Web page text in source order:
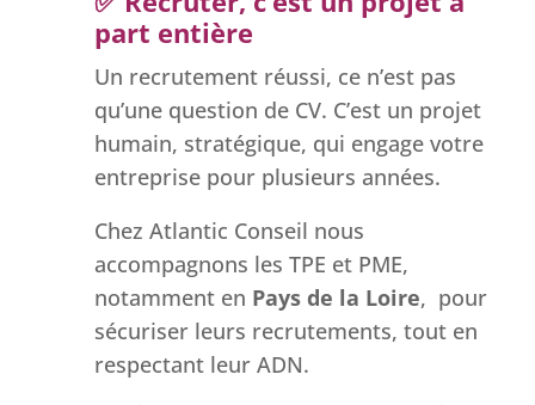
part entière
Un recrutement réussi, ce n’est pas
qu’une question de CV. C’est un projet
humain, stratégique, qui engage votre
entreprise pour plusieurs années.
Chez Atlantic Conseil nous
accompagnons les TPE et PME,
notamment en Pays de la Loire, pour
sécuriser leurs recrutements, tout en
respectant leur ADN.